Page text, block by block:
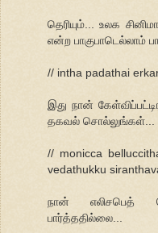
தெரியும்... உலக
என்ற பாகுபாடெல்லாம்
// intha padathai
இது நான்
தகவல் சொல்லுங்கள்...
// monicca
vedathukku
நான் எலிசபெத்
பார்த்ததில்லை...